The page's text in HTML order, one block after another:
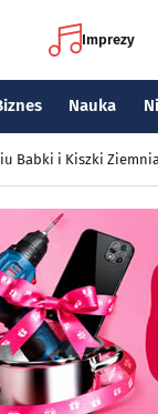
Imprezy
Nauka
Babki i Kiszki